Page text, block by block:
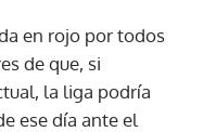
en rojo por todos
de que, si
la liga podría
ese día ante el